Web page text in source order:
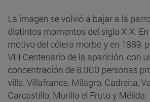
La imagen se volvió a bajar a la
distintos momentos del siglo XIX.
motivo del cólera morbo y en 1889,
VIII Centenario de la aparición, con
concentración de 8.000 personas
villa, Villafranca, Milagro, Cadreita,
Carcastillo, Murillo el Fruto y Mélida.